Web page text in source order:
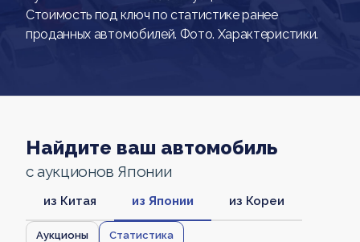
Стоимость под ключ по статистике ранее
проданных автомобилей. Фото. Характеристики.
Найдите ваш автомобиль
с аукционов Японии
из Китая из Японии из Кореи
Аукционы Статистика